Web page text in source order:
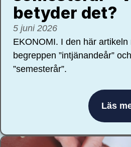
betyder det?
5 juni 2026
EKONOMI. I den här artikeln
begreppen ”intjänandeår” och
”semesterår”.
Läs